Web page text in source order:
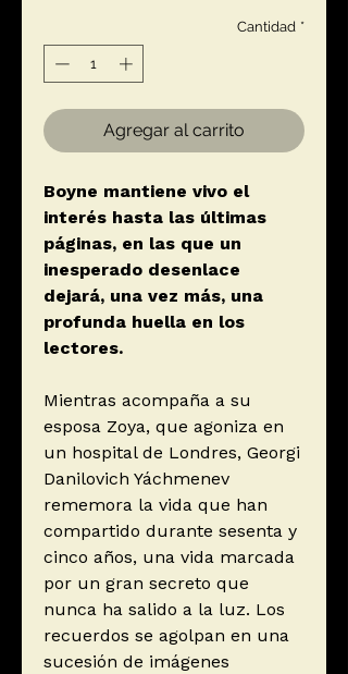
Cantidad *
Agregar al carrito
Boyne mantiene vivo el
interés hasta las últimas
páginas, en las que un
inesperado desenlace
dejará, una vez más, una
profunda huella en los
lectores.
Mientras acompaña a su
esposa Zoya, que agoniza en
un hospital de Londres, Georgi
Danilovich Yáchmenev
rememora la vida que han
compartido durante sesenta y
cinco años, una vida marcada
por un gran secreto que
nunca ha salido a la luz. Los
recuerdos se agolpan en una
sucesión de imágenes